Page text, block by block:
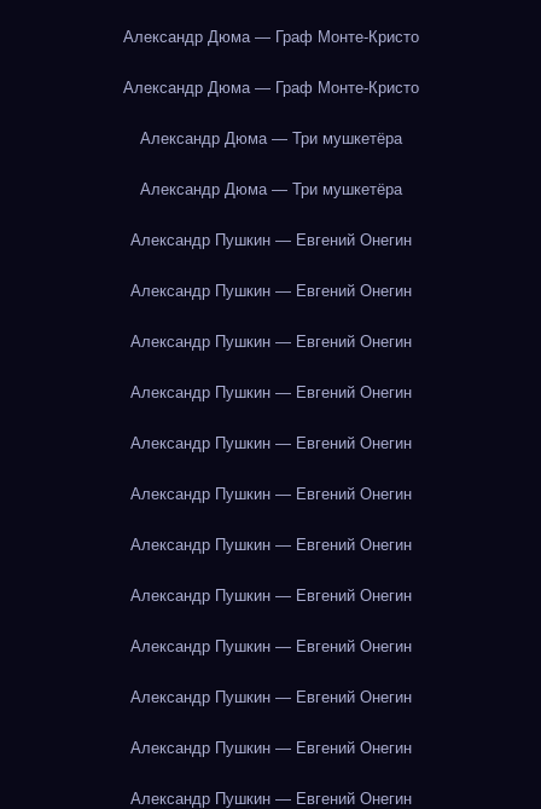
Александр Дюма — Граф Монте-Кристо
Александр Дюма — Граф Монте-Кристо
Александр Дюма — Три мушкетёра
Александр Дюма — Три мушкетёра
Александр Пушкин — Евгений Онегин
Александр Пушкин — Евгений Онегин
Александр Пушкин — Евгений Онегин
Александр Пушкин — Евгений Онегин
Александр Пушкин — Евгений Онегин
Александр Пушкин — Евгений Онегин
Александр Пушкин — Евгений Онегин
Александр Пушкин — Евгений Онегин
Александр Пушкин — Евгений Онегин
Александр Пушкин — Евгений Онегин
Александр Пушкин — Евгений Онегин
Александр Пушкин — Евгений Онегин